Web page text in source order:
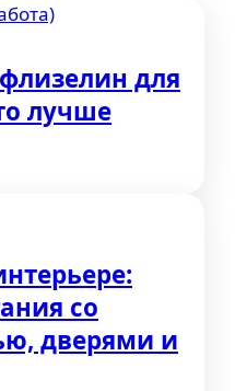
для
лучше
со
дверями и